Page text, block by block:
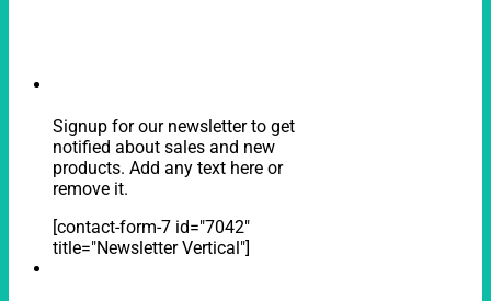
Signup for our newsletter to get
notified about sales and new
products. Add any text here or
remove it.
[contact-form-7 id="7042"
title="Newsletter Vertical"]